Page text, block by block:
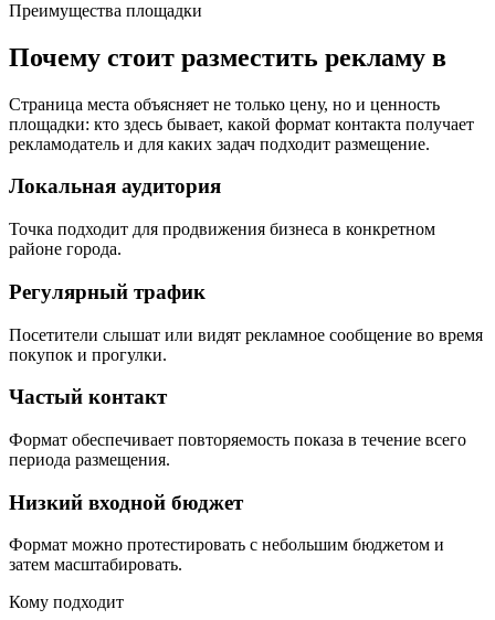
Преимущества площадки
Почему стоит разместить рекламу в
Страница места объясняет не только цену, но и ценность
площадки: кто здесь бывает, какой формат контакта получает
рекламодатель и для каких задач подходит размещение.
Локальная аудитория
Точка подходит для продвижения бизнеса в конкретном
районе города.
Регулярный трафик
Посетители слышат или видят рекламное сообщение во время
покупок и прогулки.
Частый контакт
Формат обеспечивает повторяемость показа в течение всего
периода размещения.
Низкий входной бюджет
Формат можно протестировать с небольшим бюджетом и
затем масштабировать.
Кому подходит